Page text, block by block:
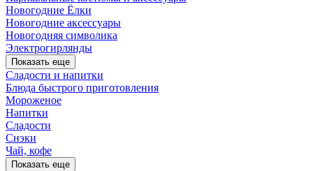
Новогодние Ёлки
Новогодние аксессуары
Новогодняя символика
Электрогирлянды
Показать еще
Сладости и напитки
Блюда быстрого приготовления
Мороженое
Напитки
Сладости
Снэки
Чай, кофе
Показать еще